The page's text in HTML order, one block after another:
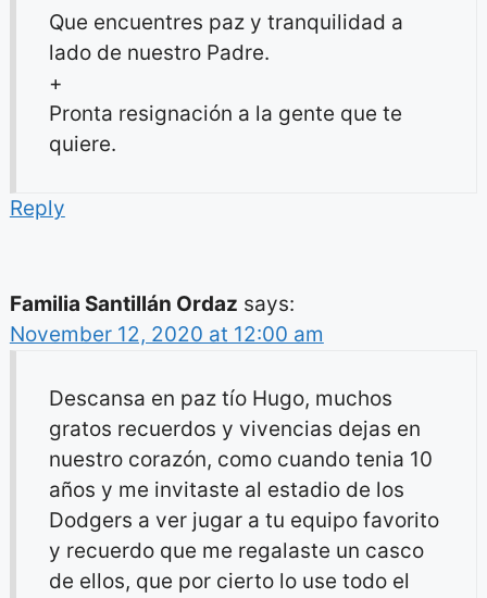
Que encuentres paz y tranquilidad a
lado de nuestro Padre.
+
Pronta resignación a la gente que te
quiere.
Reply
Familia Santillán Ordaz says:
November 12, 2020 at 12:00 am
Descansa en paz tío Hugo, muchos
gratos recuerdos y vivencias dejas en
nuestro corazón, como cuando tenia 10
años y me invitaste al estadio de los
Dodgers a ver jugar a tu equipo favorito
y recuerdo que me regalaste un casco
de ellos, que por cierto lo use todo el